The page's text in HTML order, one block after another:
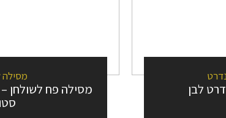
מסילה
מסילה פח לשולחן
לבן